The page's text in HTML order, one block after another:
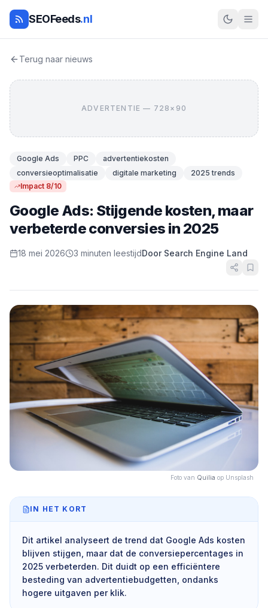
SEOFeeds.nl
Terug naar nieuws
ADVERTENTIE — 728×90
Google Ads PPC
advertentiekosten
conversieoptimalisatie
digitale marketing
2025 trends
Impact 8/10
Google Ads: Stijgende kosten, maar
verbeterde conversies in 2025
18 mei 2026 3 minuten leestijdDoor Search Engine Land
Foto van Quilia op Unsplash
IN HET KORT
Dit artikel analyseert de trend dat Google Ads kosten
blijven stijgen, maar dat de conversiepercentages in
2025 verbeterden. Dit duidt op een efficiëntere
besteding van advertentiebudgetten, ondanks
hogere uitgaven per klik.